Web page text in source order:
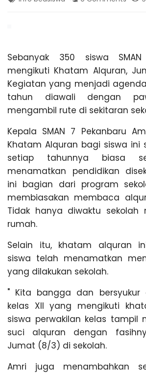
N
B
A
R
U
Sebanyak 350 siswa
mengikuti Khatam Alquran,
Kegiatan yang menjadi
tahun diawali dengan
mengambil rute di sekitaran
Kepala SMAN 7 Pekanbaru
Khatam Alquran bagi siswa ini
setiap tahunnya biasa
menamatkan pendidikan
ini bagian dari program
membiasakan membaca
Tidak hanya diwaktu
rumah.
Selain itu, khatam alquran
siswa telah menamatkan
yang dilakukan sekolah.
" Kita bangga dan bersyukur
kelas XII yang mengikuti
siswa perwakilan kelas tampil
suci alquran dengan
Jumat (8/3) di sekolah.
Amri juga menambahkan